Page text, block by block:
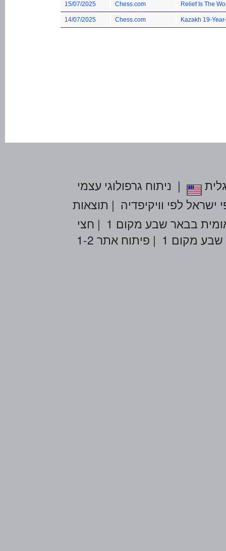
15/07/2025 Chess.com Relief Is The
14/07/2025 Chess.com Kazakh 19-
| ניתוח גרפולוגי עצמי
ישראל לפי וויקיפדיה | תוצאות
בבאר שבע מקום 1
| חצי
מקום 1
| פיתוח אתר 1-2